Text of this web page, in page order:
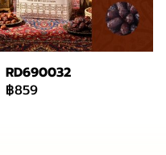
RD690032
฿859